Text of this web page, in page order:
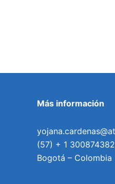
Más información
(57) + 1
Bogotá – Colombia